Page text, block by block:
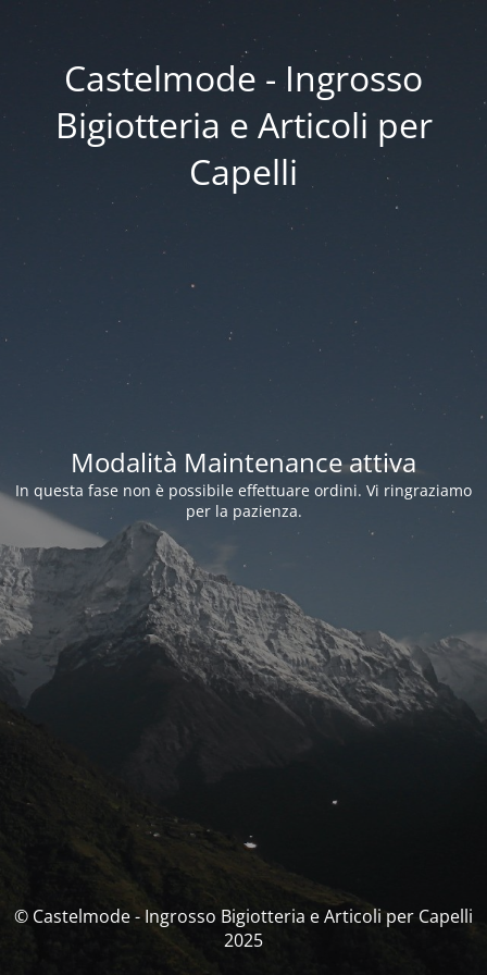
Castelmode - Ingrosso
Bigiotteria e Articoli per
Capelli
Modalità Maintenance attiva
In questa fase non è possibile effettuare ordini. Vi ringraziamo
per la pazienza.
© Castelmode - Ingrosso Bigiotteria e Articoli per Capelli
2025